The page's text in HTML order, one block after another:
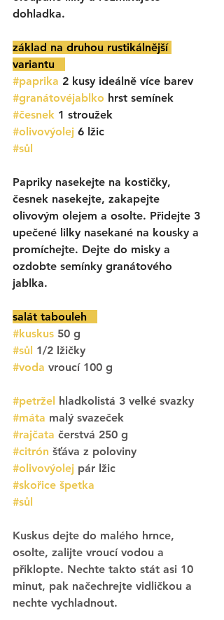
dohladka.
základ na druhou rustikálnější
variantu
#paprika 2 kusy ideálně více barev
#granátovéjablko hrst semínek
#česnek 1 stroužek
#olivovýolej 6 lžic
#sůl
Papriky nasekejte na kostičky,
česnek nasekejte, zakapejte
olivovým olejem a osolte. Přidejte 3
upečené lilky nasekané na kousky a
promíchejte. Dejte do misky a
ozdobte semínky granátového
jablka.
salát tabouleh
#kuskus 50 g
#sůl 1/2 lžičky
#voda vroucí 100 g
#petržel hladkolistá 3 velké svazky
#máta malý svazeček
#rajčata čerstvá 250 g
#citrón šťáva z poloviny
#olivovýolej pár lžic
#skořice špetka
#sůl
Kuskus dejte do malého hrnce,
osolte, zalijte vroucí vodou a
přiklopte. Nechte takto stát asi 10
minut, pak načechrejte vidličkou a
nechte vychladnout.